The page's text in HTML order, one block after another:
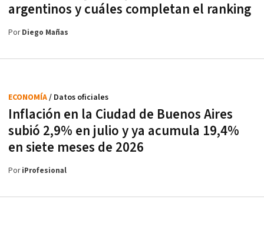
argentinos y cuáles completan el ranking
PorDiego Mañas
Inflación en la Ciudad de Buenos Aires
subió 2,9% en julio y ya acumula 19,4%
en siete meses de 2026
ECONOMÍA/ Datos oficiales
PoriProfesional